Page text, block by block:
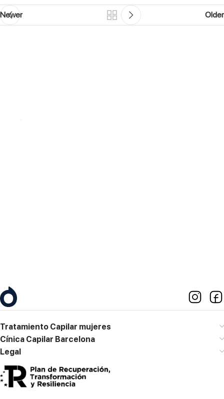
Newer Older
Tratamiento Capilar mujeres
Cínica Capilar Barcelona
Legal